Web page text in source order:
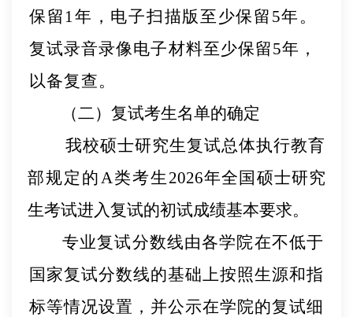
保留 1年，电子扫描版至少保留5年。
复试录音录像电子材料至少保留5年，
以备复查。
（二）复试考生名单的确定
我校硕士研究生复试总体执行教育
部规定的 A类考生 2026年全国硕士研究
生考试进入复试的初试成绩基本要求。
专业复试分数线由各学院在不低于
国家复试分数线的基础上按照生源和指
标等情况设置，并公示在学院的复试细